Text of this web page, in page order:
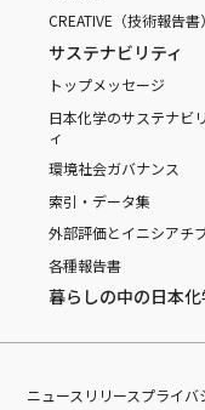
CREATIVE（技術報告書）
サステナビリティ
トップメッセージ
日本化学のサステナビ
ィ
環境社会ガバナンス
索引・データ集
外部評価とイニシアチ
各種報告書
暮らしの中の日本化
ニュースリリースプライバ